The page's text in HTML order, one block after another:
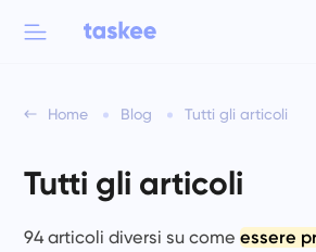
العربية
Azərbaycan
日本語
Home Blog Tutti gli articoli
Tutti gli articoli
94 articoli diversi su come essere
Funzionalità di Taskee
Scopri di più su 7 più funzionalità
Per squadre
Industrie